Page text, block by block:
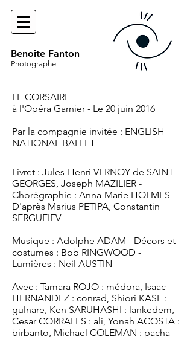
Benoîte Fanton
Photographe
LE CORSAIRE
à l'Opéra Garnier - Le 20 juin 2016
Par la compagnie invitée : ENGLISH
NATIONAL BALLET
Livret : Jules-Henri VERNOY de SAINT-
GEORGES, Joseph MAZILIER -
Chorégraphie : Anna-Marie HOLMES -
D'après Marius PETIPA, Constantin
SERGUEIEV -
Musique : Adolphe ADAM - Décors et
costumes : Bob RINGWOOD -
Lumières : Neil AUSTIN -
Avec : Tamara ROJO : médora, Isaac
HERNANDEZ : conrad, Shiori KASE :
gulnare, Ken SARUHASHI : lankedem,
Cesar CORRALES : ali, Yonah ACOSTA :
birbanto, Michael COLEMAN : pacha